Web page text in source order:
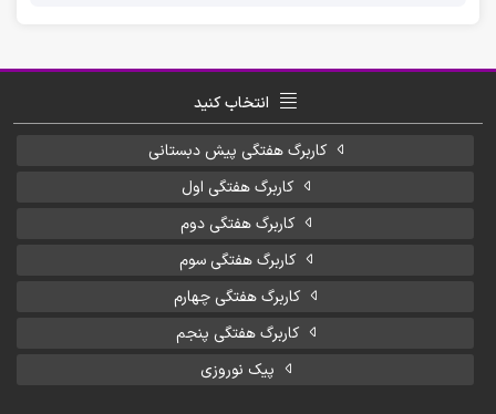
انتخاب کنید
کاربرگ هفتگی پیش دبستانی
کاربرگ هفتگی اول
کاربرگ هفتگی دوم
کاربرگ هفتگی سوم
کاربرگ هفتگی چهارم
کاربرگ هفتگی پنجم
پیک نوروزی